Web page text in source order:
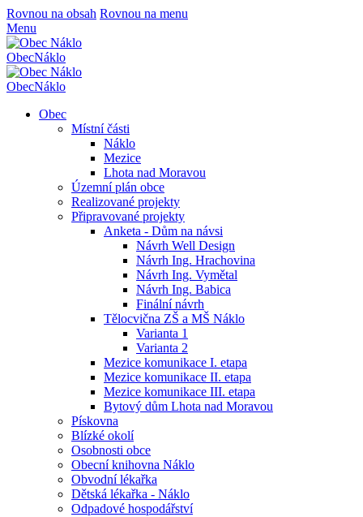
Rovnou na obsah Rovnou na menu
Menu
ObecNáklo
ObecNáklo
Obec
Místní části
Náklo
Mezice
Lhota nad Moravou
Územní plán obce
Realizované projekty
Připravované projekty
Anketa - Dům na návsi
Návrh Well Design
Návrh Ing. Hrachovina
Návrh Ing. Vymětal
Návrh Ing. Babica
Finální návrh
Tělocvična ZŠ a MŠ Náklo
Varianta 1
Varianta 2
Mezice komunikace I. etapa
Mezice komunikace II. etapa
Mezice komunikace III. etapa
Bytový dům Lhota nad Moravou
Pískovna
Blízké okolí
Osobnosti obce
Obecní knihovna Náklo
Obvodní lékařka
Dětská lékařka - Náklo
Odpadové hospodářství